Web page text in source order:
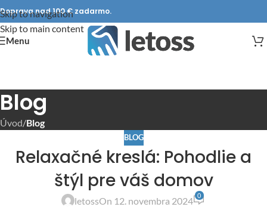
Skip to navigation
Skip to main content
Doprava nad 100 € zadarmo.
Menu
Blog
Úvod/Blog
BLOG
Relaxačné kreslá: Pohodlie a
štýl pre váš domov
letossOn 12. novembra 2024 0